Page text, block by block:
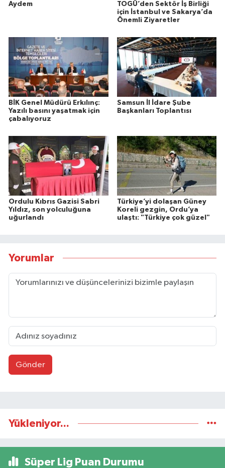
Aydem
TOGÜ’den Sektör İş Birliği
için İstanbul ve Sakarya’da
Önemli Ziyaretler
BİK Genel Müdürü Erkılınç:
Yazılı basını yaşatmak için
çabalıyoruz
Samsun İl İdare Şube
Başkanları Toplantısı
Ordulu Kıbrıs Gazisi Sabri
Yıldız, son yolculuğuna
uğurlandı
Türkiye’yi dolaşan Güney
Koreli gezgin, Ordu’ya
ulaştı: "Türkiye çok güzel"
Yorumlar
Gönder
Yükleniyor...
Süper Lig Puan Durumu